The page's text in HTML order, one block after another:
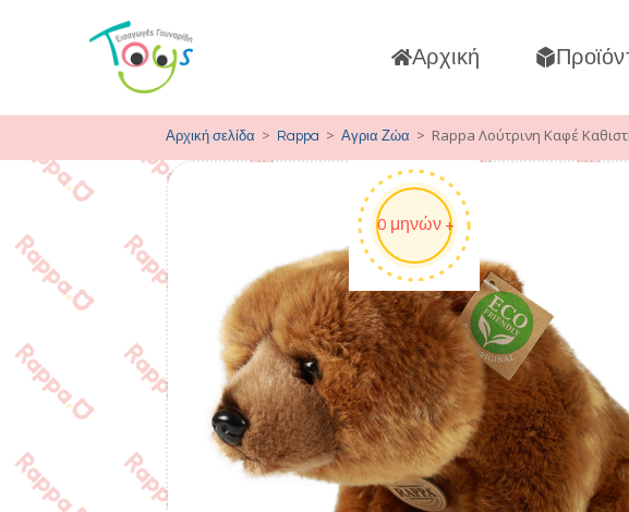
Αρχική
Αρχική σελίδα > Rappa > Αγρια Ζώα > Rappa Λούτρινη Καφέ
0 μηνών +